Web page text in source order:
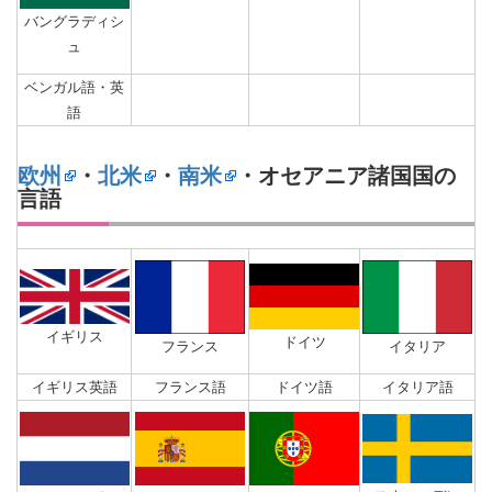
バングラディシ
ュ
ベンガル語・英
語
欧州 ・ 北米 ・ 南米
・オセアニア諸国国の
言語
イギリス
フランス ドイツ イタリア
イギリス英語 フランス語 ドイツ語 イタリア語